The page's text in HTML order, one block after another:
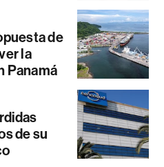
de
la
Panamá
de su